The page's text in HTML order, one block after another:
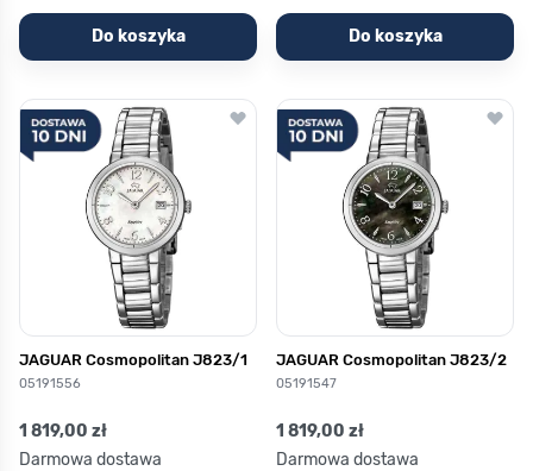
Do koszyka Do koszyka
JAGUAR Cosmopolitan J823/1
05191556
1 819,00 zł
Darmowa dostawa
JAGUAR Cosmopolitan J823/2
05191547
1 819,00 zł
Darmowa dostawa